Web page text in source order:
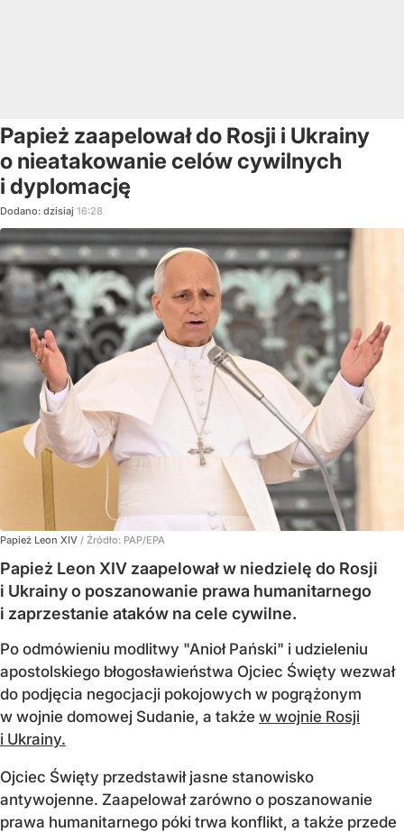
Papież zaapelował do Rosji i Ukrainy
o nieatakowanie celów cywilnych
i dyplomację
Dodano: dzisiaj 16:28
Papież Leon XIV / Źródło: PAP/EPA
Papież Leon XIV zaapelował w niedzielę do Rosji
i Ukrainy o poszanowanie prawa humanitarnego
i zaprzestanie ataków na cele cywilne.
Po odmówieniu modlitwy "Anioł Pański" i udzieleniu
apostolskiego błogosławieństwa Ojciec Święty wezwał
do podjęcia negocjacji pokojowych w pogrążonym
w wojnie domowej Sudanie, a także w wojnie Rosji
i Ukrainy.
Ojciec Święty przedstawił jasne stanowisko
antywojenne. Zaapelował zarówno o poszanowanie
prawa humanitarnego póki trwa konflikt, a także przede